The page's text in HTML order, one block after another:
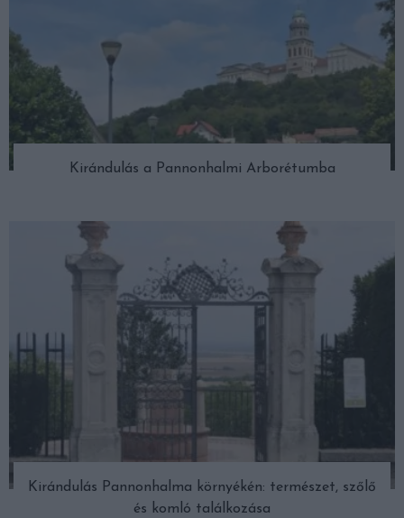
Kirándulás a Pannonhalmi Arborétumba
Kirándulás Pannonhalma környékén: természet, szőlő
és komló találkozása